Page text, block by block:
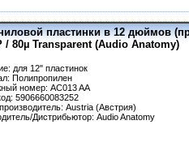
пластинки в 12 дюймов
80µ Transparent (Audio Anatomy)
для 12" пластинок
Полипропилен
номер: AC013 AA
5906660083252
Austria (Австрия)
Дистрибьютор: Audio Anatomy